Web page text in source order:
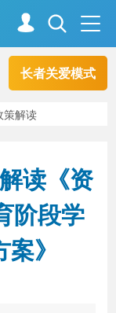
长者关爱模式
走进资阳
读回应
策解读
读《资
阶段学
》